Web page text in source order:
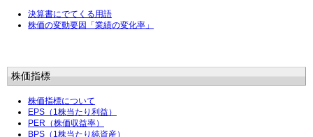
決算書にでてくる用語
株価の変動要因「業績の変化率」
株価指標
株価指標について
EPS（1株当たり利益）
PER（株価収益率）
BPS（1株当たり純資産）